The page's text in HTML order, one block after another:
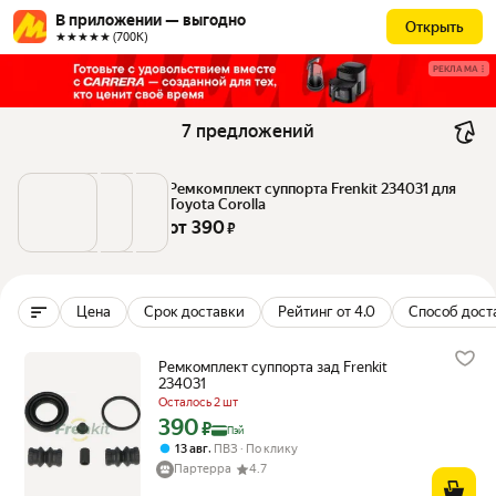
В приложении — выгодно
★★★★★ (700К)
Открыть
РЕКЛАМА
7 предложений
Ремкомплект суппорта Frenkit 234031 для
Toyota Corolla
от 390 ₽
Цена Срок доставки Рейтинг от 4.0 Способ
Ремкомплект суппорта зад Frenkit
234031
Осталось 2 шт
Цена с картой Яндекс Пэй 390 ₽ вместо
390₽ Пэй
13 авг, ПВЗ
По клику
Партерра
4.7